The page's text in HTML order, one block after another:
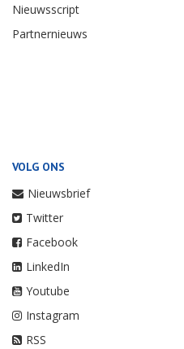
Nieuwsscript
Partnernieuws
VOLG ONS
Nieuwsbrief
Twitter
Facebook
LinkedIn
Youtube
Instagram
RSS